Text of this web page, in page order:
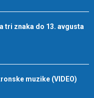
tri znaka do 13. avgusta
muzike (VIDEO)